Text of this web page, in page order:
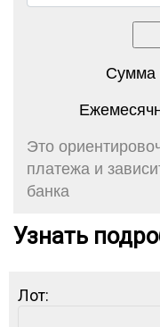
Сумма
Это
платежа и
банка
Узнать
Лот: